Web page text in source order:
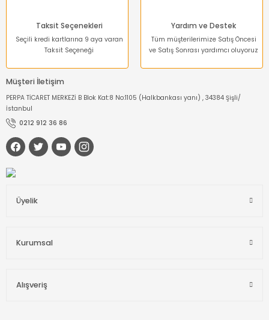
Taksit Seçenekleri
Seçili kredi kartlarına 9 aya varan
Taksit Seçeneği
Yardım ve Destek
Tüm müşterilerimize Satış Öncesi
ve Satış Sonrası yardımcı oluyoruz
Müşteri İletişim
PERPA TİCARET MERKEZİ B Blok Kat:8 No:1105 (Halkbankası yanı) , 34384 Şişli/
İstanbul
0212 912 36 86
Üyelik
Kurumsal
Alışveriş